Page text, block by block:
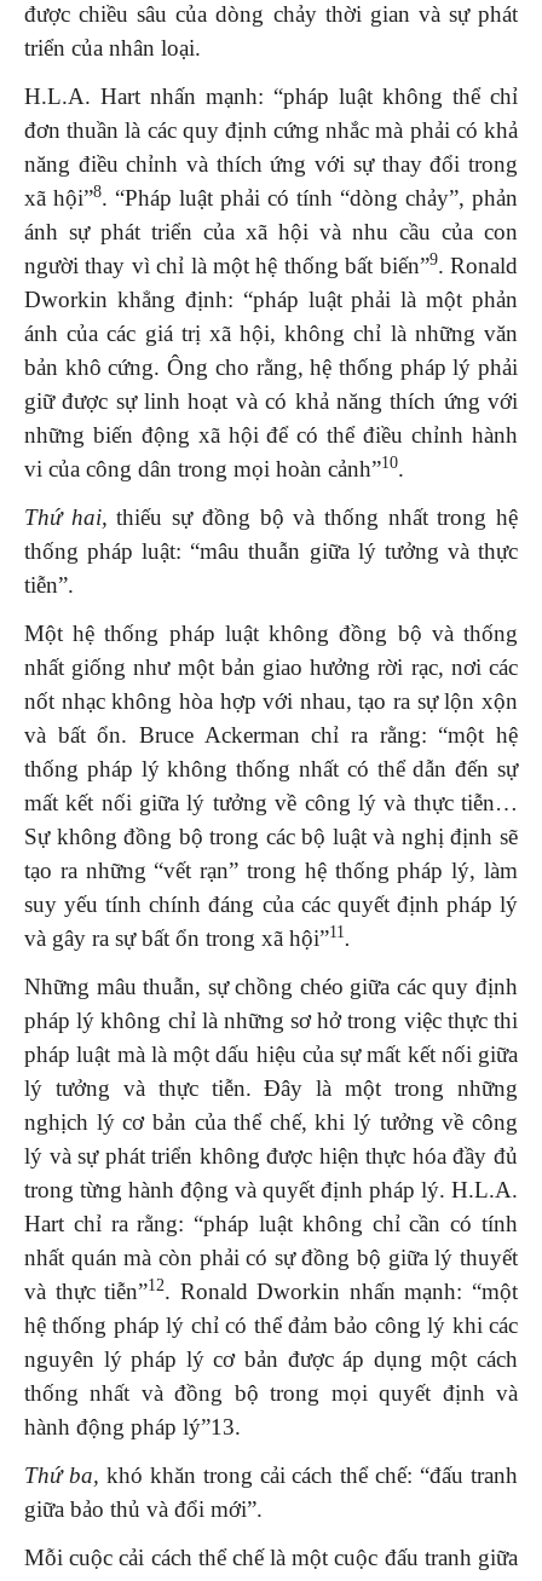
được chiều sâu của dòng chảy thời gian và sự phát
triển của nhân loại.
H.L.A. Hart nhấn mạnh: “pháp luật không thể chỉ
đơn thuần là các quy định cứng nhắc mà phải có khả
năng điều chỉnh và thích ứng với sự thay đổi trong
xã hội”8. “Pháp luật phải có tính “dòng chảy”, phản
ánh sự phát triển của xã hội và nhu cầu của con
người thay vì chỉ là một hệ thống bất biến”9. Ronald
Dworkin khẳng định: “pháp luật phải là một phản
ánh của các giá trị xã hội, không chỉ là những văn
bản khô cứng. Ông cho rằng, hệ thống pháp lý phải
giữ được sự linh hoạt và có khả năng thích ứng với
những biến động xã hội để có thể điều chỉnh hành
vi của công dân trong mọi hoàn cảnh”10.
Thứ hai,thiếu sự đồng bộ và thống nhất trong hệ
thống pháp luật: “mâu thuẫn giữa lý tưởng và thực
tiễn”.
Một hệ thống pháp luật không đồng bộ và thống
nhất giống như một bản giao hưởng rời rạc, nơi các
nốt nhạc không hòa hợp với nhau, tạo ra sự lộn xộn
và bất ổn. Bruce Ackerman chỉ ra rằng: “một hệ
thống pháp lý không thống nhất có thể dẫn đến sự
mất kết nối giữa lý tưởng về công lý và thực tiễn…
Sự không đồng bộ trong các bộ luật và nghị định sẽ
tạo ra những “vết rạn” trong hệ thống pháp lý, làm
suy yếu tính chính đáng của các quyết định pháp lý
và gây ra sự bất ổn trong xã hội”11.
Những mâu thuẫn, sự chồng chéo giữa các quy định
pháp lý không chỉ là những sơ hở trong việc thực thi
pháp luật mà là một dấu hiệu của sự mất kết nối giữa
lý tưởng và thực tiễn. Đây là một trong những
nghịch lý cơ bản của thể chế, khi lý tưởng về công
lý và sự phát triển không được hiện thực hóa đầy đủ
trong từng hành động và quyết định pháp lý. H.L.A.
Hart chỉ ra rằng: “pháp luật không chỉ cần có tính
nhất quán mà còn phải có sự đồng bộ giữa lý thuyết
và thực tiễn”12. Ronald Dworkin nhấn mạnh: “một
hệ thống pháp lý chỉ có thể đảm bảo công lý khi các
nguyên lý pháp lý cơ bản được áp dụng một cách
thống nhất và đồng bộ trong mọi quyết định và
hành động pháp lý”13.
Thứ ba, khó khăn trong cải cách thể chế: “đấu tranh
giữa bảo thủ và đổi mới”.
Mỗi cuộc cải cách thể chế là một cuộc đấu tranh giữa